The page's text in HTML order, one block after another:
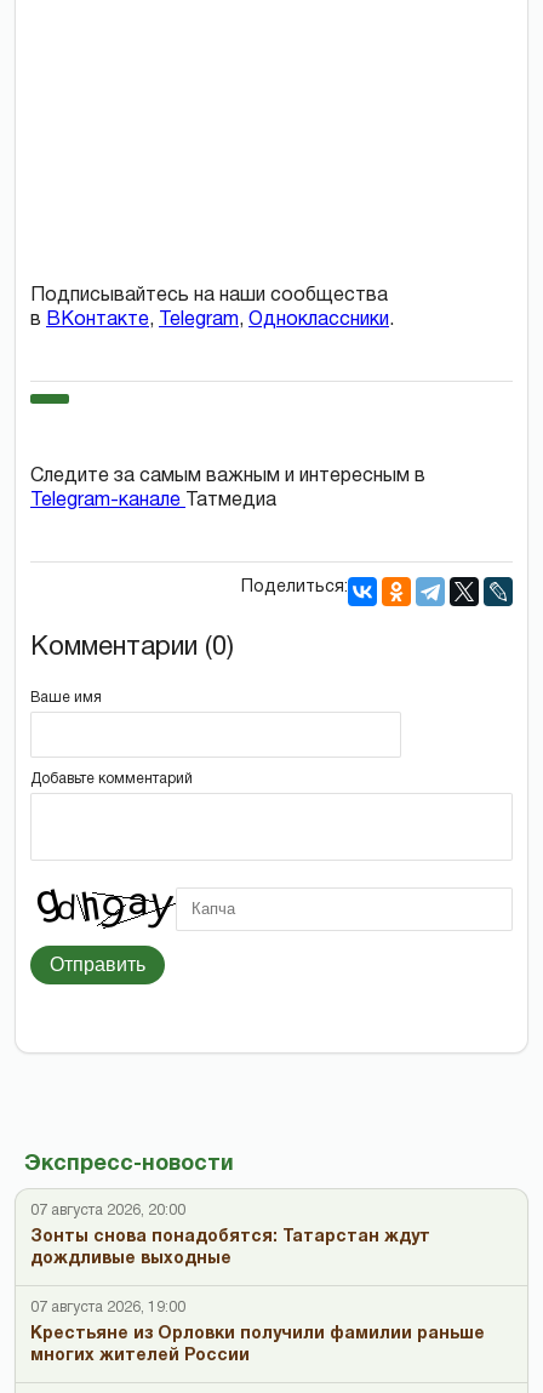
Экспресс-новости
07 августа 2026, 20:00
Зонты снова понадобятся: Татарстан ждут
дождливые выходные
07 августа 2026, 19:00
Крестьяне из Орловки получили фамилии раньше
многих жителей России
Подписывайтесь на наши сообщества
в ВКонтакте, Telegram, Одноклассники.
Следите за самым важным и интересным в
Telegram-канале
Татмедиа
Поделиться:
Комментарии (0)
Ваше имя
Добавьте комментарий
Отправить